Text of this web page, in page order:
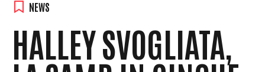
NEWS
HALLEY SVOGLIATA,